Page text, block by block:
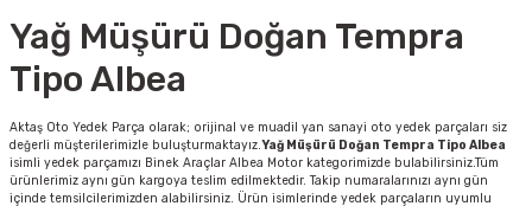
Yağ Müşürü Doğan Tempra
Tipo Albea
Aktaş Oto Yedek Parça olarak; orijinal ve muadil yan sanayi oto yedek parçaları siz
değerli müşterilerimizle buluşturmaktayız.Yağ Müşürü Doğan Tempra Tipo Albea
isimli yedek parçamızı Binek Araçlar Albea Motor kategorimizde bulabilirsiniz.Tüm
ürünlerimiz aynı gün kargoya teslim edilmektedir. Takip numaralarınızı aynı gün
içinde temsilcilerimizden alabilirsiniz. Ürün isimlerinde yedek parçaların uyumlu